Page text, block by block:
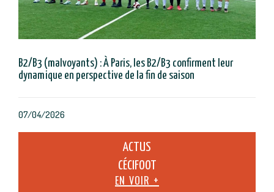
B2/B3 (malvoyants) : À Paris, les B2/B3 confirment leur
dynamique en perspective de la fin de saison
07/04/2026
ACTUS
CÉCIFOOT
EN VOIR +